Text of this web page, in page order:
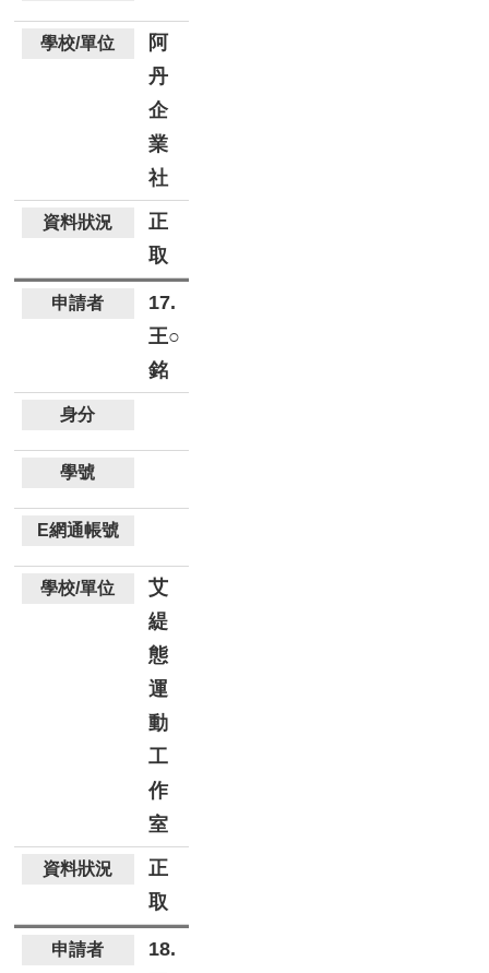
阿
丹
企
業
社
正
取
17.
王○
銘
艾
緹
態
運
動
工
作
室
正
取
18.